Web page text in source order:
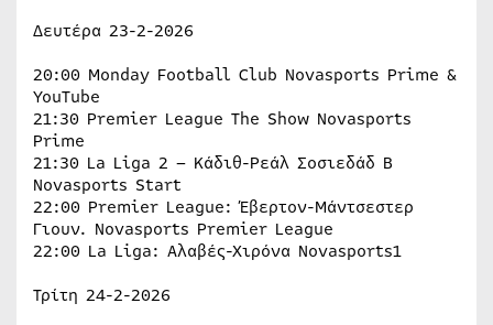
Δευτέρα 23-2-2026
20:00 Monday Football Club Novasports Prime &
YouTube
21:30 Premier League The Show Novasports
Prime
21:30 La Liga 2 – Κάδιθ-Ρεάλ Σοσιεδάδ Β
Novasports Start
22:00 Premier League: Έβερτον-Μάντσεστερ
Γιουν. Novasports Premier League
22:00 La Liga: Αλαβές-Χιρόνα Novasports1
Τρίτη 24-2-2026